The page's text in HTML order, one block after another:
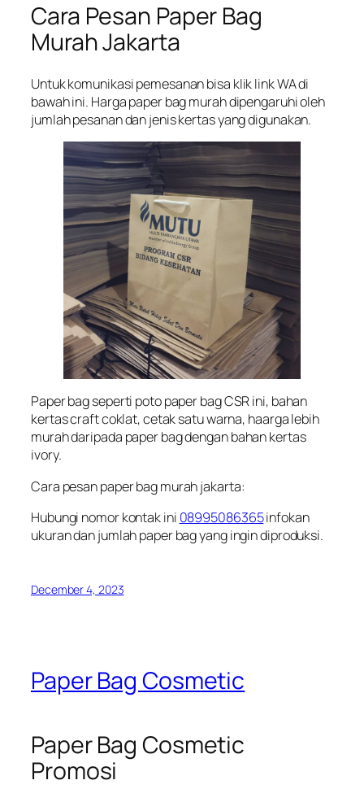
Cara Pesan Paper Bag
Murah Jakarta
Untuk komunikasi pemesanan bisa klik link WA di
bawah ini. Harga paper bag murah dipengaruhi oleh
jumlah pesanan dan jenis kertas yang digunakan.
Paper bag seperti poto paper bag CSR ini, bahan
kertas craft coklat, cetak satu warna, haarga lebih
murah daripada paper bag dengan bahan kertas
ivory.
Cara pesan paper bag murah jakarta:
Hubungi nomor kontak ini 08995086365infokan
ukuran dan jumlah paper bag yang ingin diproduksi.
December 4, 2023
Paper Bag Cosmetic
Paper Bag Cosmetic
Promosi